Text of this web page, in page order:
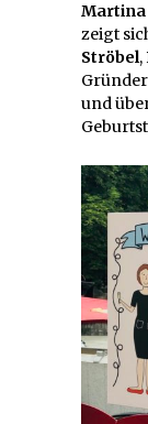
Martina
zeigt
Ströbel,
und